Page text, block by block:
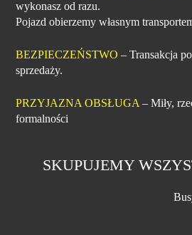
wykonasz od razu.
Pojazd obierzemy własnym
BEZPIECZEŃSTWO – Transakcja
sprzedaży.
PRZYJAZNA OBSŁUGA – Miły,
formalności
SKUPUJEMY